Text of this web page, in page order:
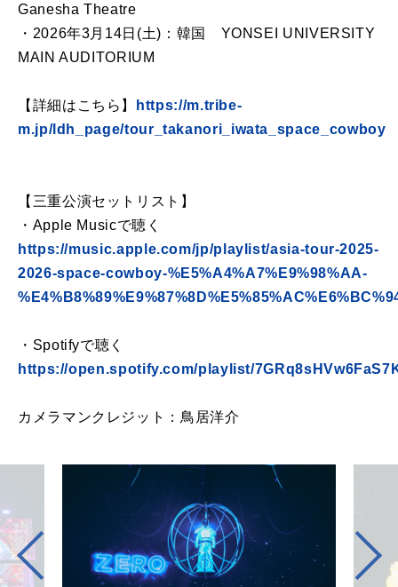
Ganesha Theatre
・2026年3月14日(土)：韓国 YONSEI UNIVERSITY
MAIN AUDITORIUM
【詳細はこちら】
https://m.tribe-
m.jp/ldh_page/tour_takanori_iwata_space_cowboy
【三重公演セットリスト】
・Apple Musicで聴く
https://music.apple.com/jp/playlist/asia-tour-2025-
2026-space-cowboy-%E5%A4%A7%E9%98%AA-
・Spotifyで聴く
https://open.spotify.com/playlist/
カメラマンクレジット：鳥居洋介